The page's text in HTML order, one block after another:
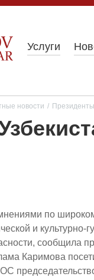
Услуги
новости /
по
и
сообщила
Каримова